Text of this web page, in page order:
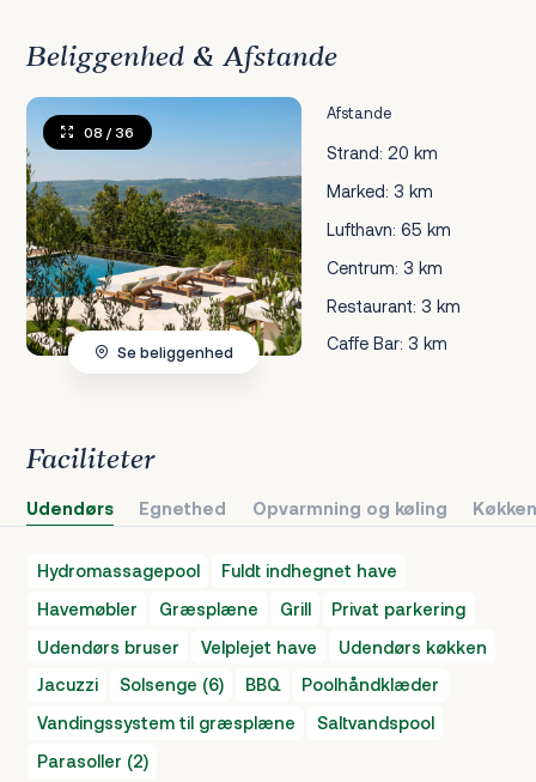
Beliggenhed & Afstande
Afstande
Strand: 20 km
Marked: 3 km
Lufthavn: 65 km
Centrum: 3 km
Restaurant: 3 km
Caffe Bar: 3 km
08 / 36
Se beliggenhed
Faciliteter
Udendørs Egnethed Opvarmning og køling
Hydromassagepool
Fuldt indhegnet have
Havemøbler
Græsplæne Grill
Privat parkering
Udendørs bruser
Velplejet have
Udendørs køkken
Jacuzzi
Solsenge (6) BBQ
Poolhåndklæder
Vandingssystem til græsplæne
Saltvandspool
Parasoller (2)